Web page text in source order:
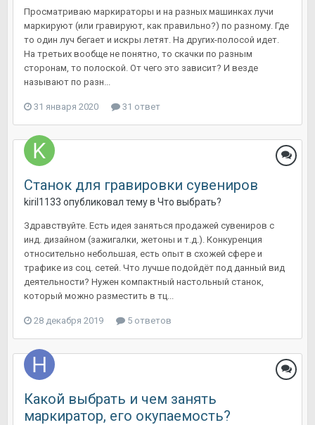
Просматриваю маркираторы и на разных машинках лучи
маркируют (или гравируют, как правильно?) по разному. Где
то один луч бегает и искры летят. На других-полосой идет.
На третьих вообще не понятно, то скачки по разным
сторонам, то полоской. От чего это зависит? И везде
называют по разн...
31 января 2020 31 ответ
Станок для гравировки сувениров
kiril1133 опубликовал тему в Что выбрать?
Здравствуйте. Есть идея заняться продажей сувениров с
инд. дизайном (зажигалки, жетоны и т.д.). Конкуренция
относительно небольшая, есть опыт в схожей сфере и
трафике из соц. сетей. Что лучше подойдёт под данный вид
деятельности? Нужен компактный настольный станок,
который можно разместить в тц...
28 декабря 2019 5 ответов
Какой выбрать и чем занять
маркиратор, его окупаемость?